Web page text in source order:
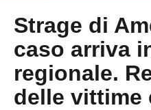
Strage di
caso arriva
regionale.
delle vittime